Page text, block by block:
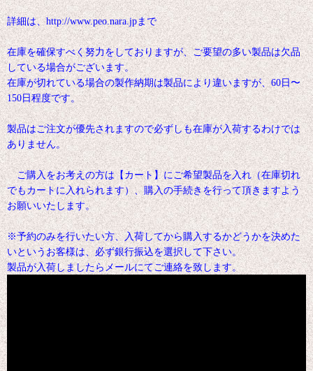
詳細は、http://www.peo.nara.jpまで
在庫を確保すべく努力をしておりますが、ご要望の多い製品は欠品
している場合がございます。
在庫が切れている場合の製作納期は製品により違いますが、60日〜
150日程度です。
製品はご注文が優先されますので必ずしも在庫が入荷するわけでは
ありません。
ご購入をお考えの方は【カート】にご希望製品を入れ（在庫切れ
でもカートに入れられます）、購入の手続きを行って頂きますよう
お願いいたします。
※予約のみを行いたい方、入荷してから購入するかどうかを決めた
いというお客様は、必ず銀行振込を選択して下さい。
製品が入荷しましたらメールにてご連絡を致します。